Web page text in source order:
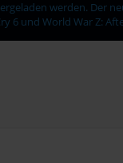
werden. Der
6 und World War Z: